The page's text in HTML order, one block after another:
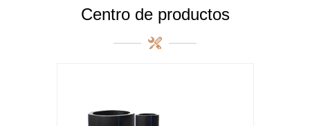
Centro de productos